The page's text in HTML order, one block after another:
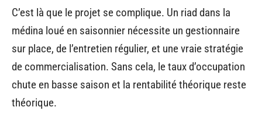
C’est là que le projet se complique. Un riad dans la
médina loué en saisonnier nécessite un gestionnaire
sur place, de l’entretien régulier, et une vraie stratégie
de commercialisation. Sans cela, le taux d’occupation
chute en basse saison et la rentabilité théorique reste
théorique.